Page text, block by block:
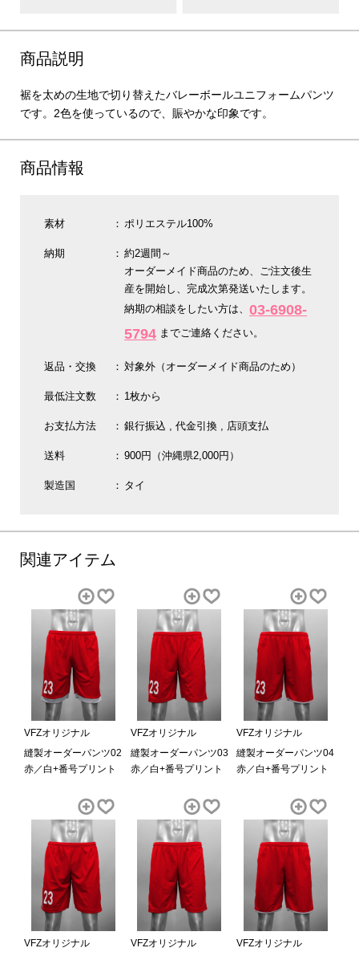
商品説明
裾を太めの生地で切り替えたバレーボールユニフォームパンツ
です。2色を使っているので、賑やかな印象です。
商品情報
素材 ポリエステル100%
納期
約2週間～
オーダーメイド商品のため、ご注文後生
産を開始し、完成次第発送いたします。
納期の相談をしたい方は、03-6908-
5794 までご連絡ください。
返品・交換 対象外（オーダーメイド商品のため）
最低注文数 1枚から
お支払方法 銀行振込 代金引換 店頭支払
送料 900円（沖縄県2,000円）
製造国 タイ
関連アイテム
VFZオリジナル
縫製オーダーパンツ02
赤／白+番号プリント
VFZオリジナル
縫製オーダーパンツ03
赤／白+番号プリント
VFZオリジナル
縫製オーダーパンツ04
赤／白+番号プリント
VFZオリジナル
VFZオリジナル
VFZオリジナル